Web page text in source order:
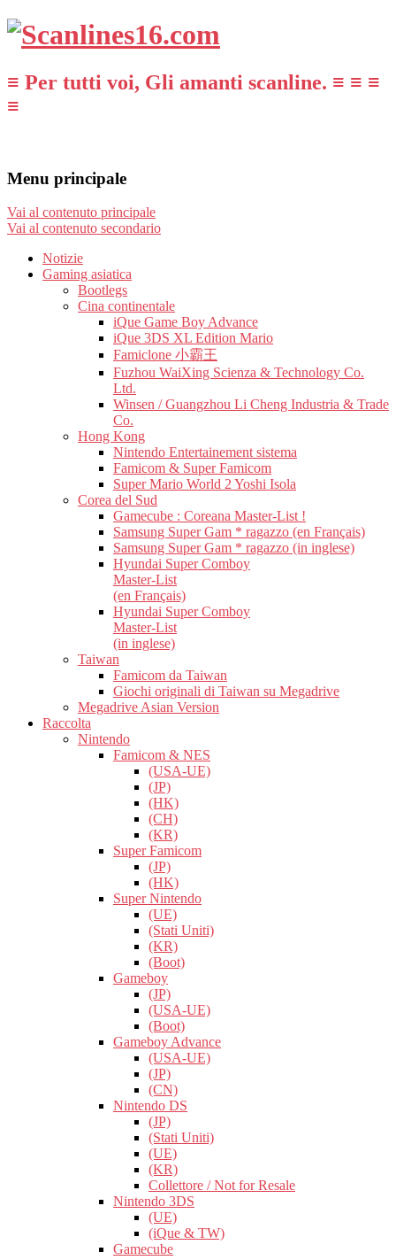
≡ Per tutti voi, Gli amanti scanline. ≡ ≡ ≡
≡
Menu principale
Vai al contenuto principale
Vai al contenuto secondario
Notizie
Gaming asiatica
Bootlegs
Cina continentale
iQue Game Boy Advance
iQue 3DS XL Edition Mario
Famiclone 小霸王
Fuzhou WaiXing Scienza & Technology Co.
Ltd.
Winsen / Guangzhou Li Cheng Industria & Trade
Co.
Hong Kong
Nintendo Entertainement sistema
Famicom & Super Famicom
Super Mario World 2 Yoshi Isola
Corea del Sud
Gamecube : Coreana Master-List !
Samsung Super Gam * ragazzo (en Français)
Samsung Super Gam * ragazzo (in inglese)
Hyundai Super Comboy
Master-List
(en Français)
Hyundai Super Comboy
Master-List
(in inglese)
Taiwan
Famicom da Taiwan
Giochi originali di Taiwan su Megadrive
Megadrive Asian Version
Raccolta
Nintendo
Famicom & NES
(USA-UE)
(JP)
(HK)
(CH)
(KR)
Super Famicom
(JP)
(HK)
Super Nintendo
(UE)
(Stati Uniti)
(KR)
(Boot)
Gameboy
(JP)
(USA-UE)
(Boot)
Gameboy Advance
(USA-UE)
(JP)
(CN)
Nintendo DS
(JP)
(Stati Uniti)
(UE)
(KR)
Collettore / Not for Resale
Nintendo 3DS
(UE)
(iQue & TW)
Gamecube